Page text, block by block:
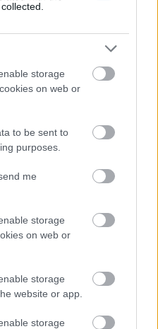
storage
on web or
to be sent to
purposes.
me
storage
on web or
storage
website or app.
storage
felé utazók egyaránt
városát (beo = fehér és